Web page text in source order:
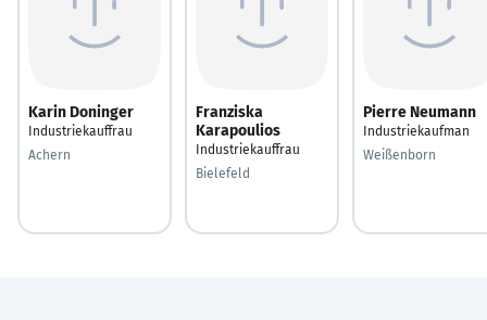
Karin Doninger
Industriekauffrau
Achern
Franziska
Karapoulios
Industriekauffrau
Bielefeld
Pierre Neumann
Industriekaufman
Weißenborn